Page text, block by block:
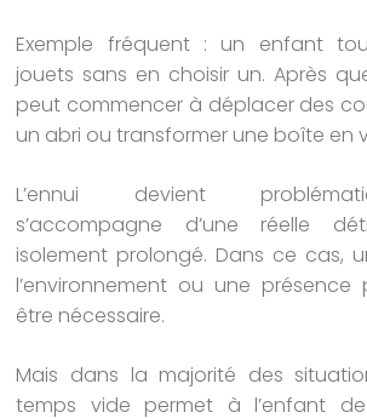
Exemple fréquent : un enfant
jouets sans en choisir un. Après
peut commencer à déplacer des
un abri ou transformer une boîte en
L’ennui devient
s’accompagne d’une réelle
isolement prolongé. Dans ce cas,
l’environnement ou une
être nécessaire.
Mais dans la majorité des
temps vide permet à l’enfant